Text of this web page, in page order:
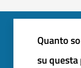
Quanto
su